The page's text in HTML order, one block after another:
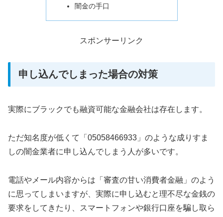
闇金の手口
スポンサーリンク
申し込んでしまった場合の対策
実際にブラックでも融資可能な金融会社は存在します。
ただ知名度が低くて「05058466933」のような成りすま
しの闇金業者に申し込んでしまう人が多いです。
電話やメール内容からは「審査の甘い消費者金融」のよう
に思ってしまいますが、実際に申し込むと理不尽な金銭の
要求をしてきたり、スマートフォンや銀行口座を騙し取ら